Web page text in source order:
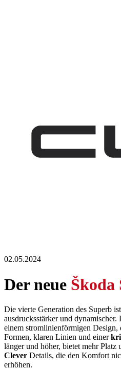
02.05.2024
Der neue Škoda
Die vierte Generation des Superb
ausdrucksstärker und
einem stromlinienförmigen Design,
Formen, klaren Linien und einer
länger und höher, bietet mehr Platz
Clever Details, die den Komfort
erhöhen.